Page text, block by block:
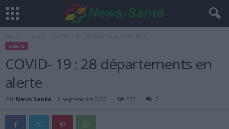
SANTÉ
COVID- 19 : 28 départements en
alerte
Par News Santé - 8 septembre 2020 557 0